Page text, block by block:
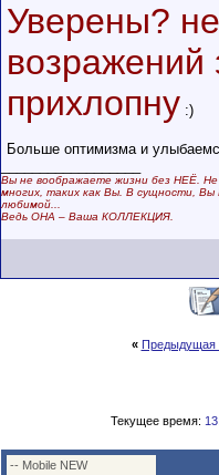
Уверены?
возражений
прихлопну :)
Больше оптимизма и
Вы не воображаете жизни без НЕЁ.
многих, таких как Вы. В сущности,
любимой...
Ведь ОНА – Ваша КОЛЛЕКЦИЯ.
« Предыдущая
Текущее время: